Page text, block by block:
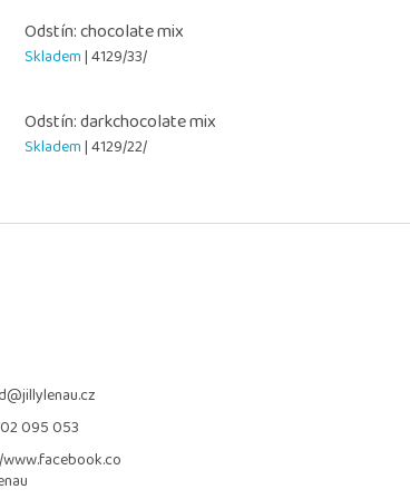
Odstín: chocolate mix
Skladem| 4129/33/
Odstín: darkchocolate mix
Skladem| 4129/22/
@jillylenau.cz
095 053